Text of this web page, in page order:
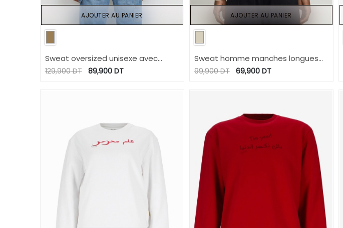
Sweat oversized unisexe avec
poches coté Time For a Brik
129,900DT 89,900DT
AJOUTER AU PANIER
Sweat homme manches longues
CAPUCIN
99,900DT 69,900DT
AJOUTER AU PANIER